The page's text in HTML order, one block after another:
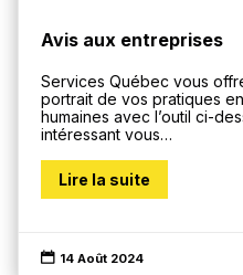
Avis aux entreprises
Services Québec vous
portrait de vos pratiques
humaines avec l’outil ci-
intéressant vous…
Lire la suite
 14 Août 2024